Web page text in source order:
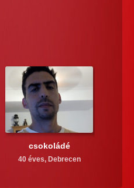
csokoládé
40 éves, Debrecen